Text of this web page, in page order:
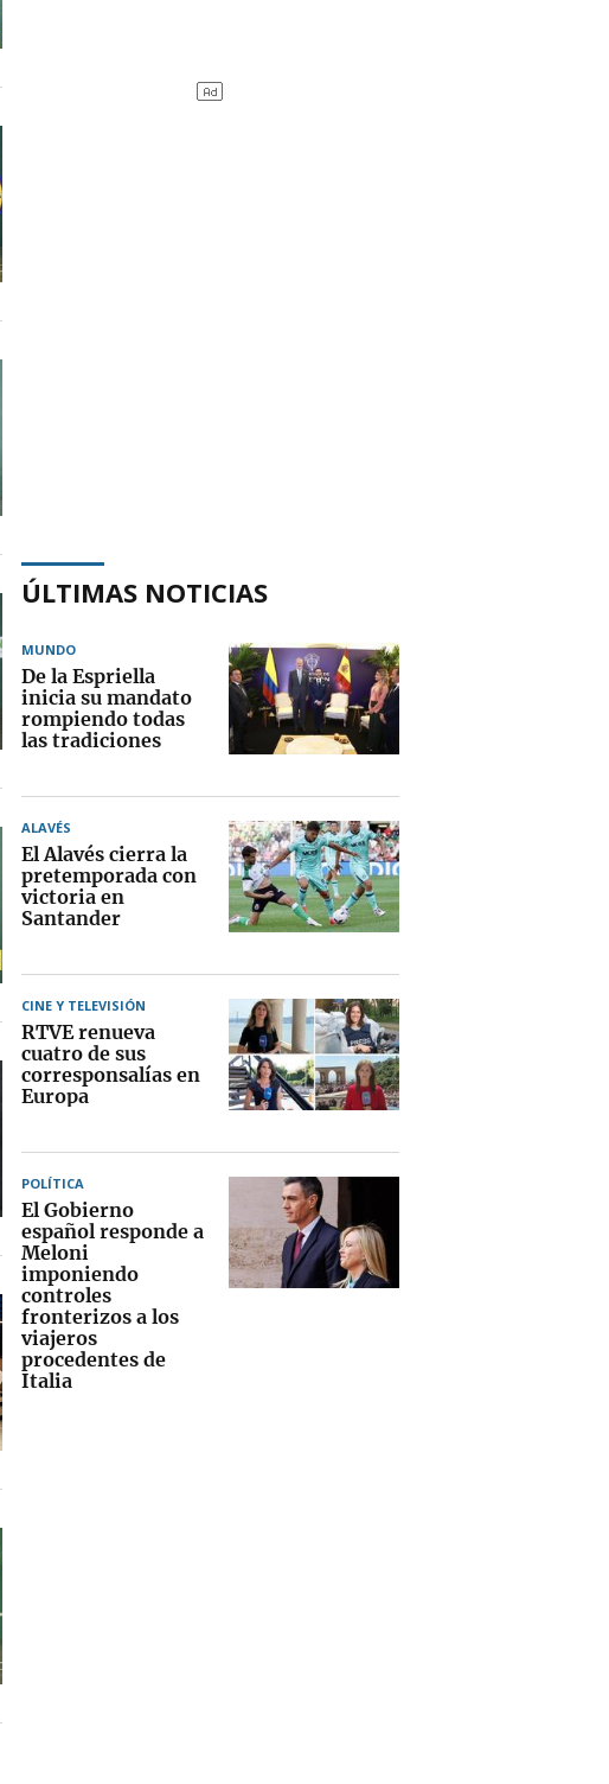
ÚLTIMAS NOTICIAS
MUNDO
De la Espriella
inicia su mandato
rompiendo todas
las tradiciones
ALAVÉS
El Alavés cierra la
pretemporada con
victoria en
Santander
CINE Y TELEVISIÓN
RTVE renueva
cuatro de sus
corresponsalías en
Europa
POLÍTICA
El Gobierno
español responde a
Meloni
imponiendo
controles
fronterizos a los
viajeros
procedentes de
Italia